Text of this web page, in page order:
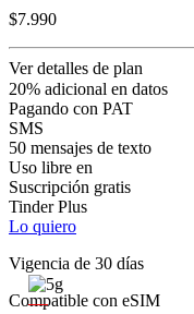
$7.990
Ver detalles de plan
20% adicional en datos
Pagando con PAT
SMS
50 mensajes de texto
Uso libre en
Suscripción gratis
Tinder Plus
Lo quiero
Vigencia de 30 días
Compatible con eSIM